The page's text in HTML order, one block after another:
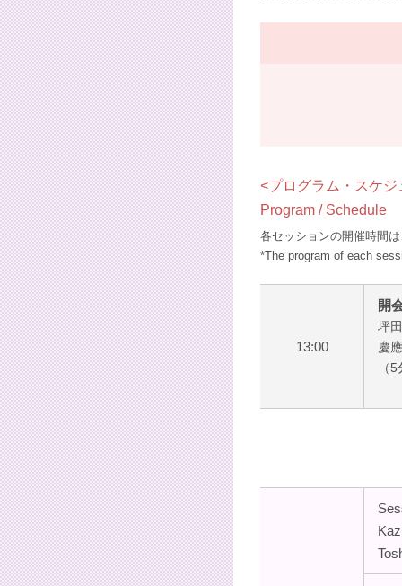
<プログラム・スケ
Program / Schedule
各セッションの開催時間
*The program of each
13:00
開
坪
慶
（